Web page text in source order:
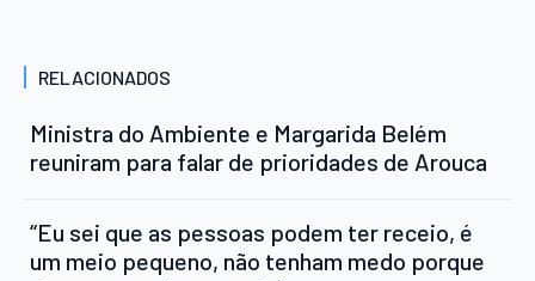
RELACIONADOS
Ministra do Ambiente e Margarida Belém
reuniram para falar de prioridades de Arouca
“Eu sei que as pessoas podem ter receio, é
um meio pequeno, não tenham medo porque